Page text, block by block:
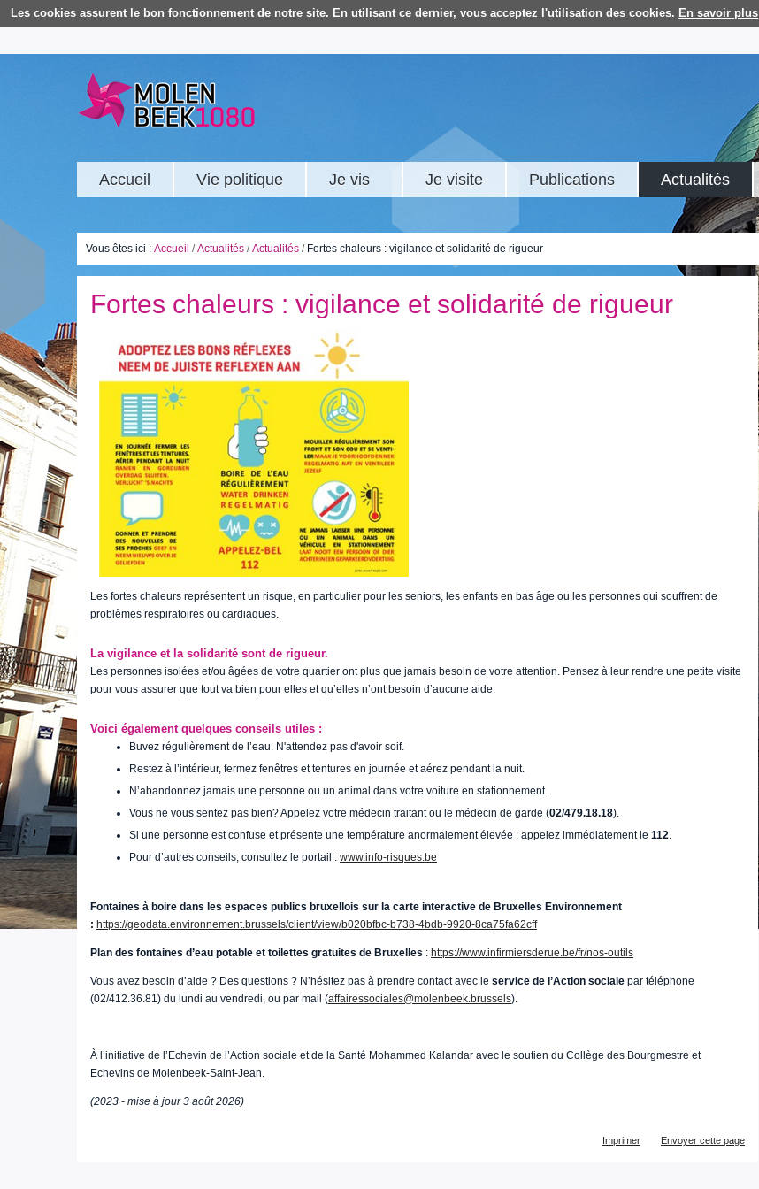
Les cookies assurent le bon fonctionnement de notre site. En utilisant ce dernier, vous acceptez l'utilisation des cookies. En savoir plus
Accueil Vie politique Je vis Je visite Publications Actualités
Vous êtes ici : Accueil /Actualités /Actualités / Fortes chaleurs : vigilance et solidarité de rigueur
Fortes chaleurs : vigilance et solidarité de rigueur
Les fortes chaleurs représentent un risque, en particulier pour les seniors, les enfants en bas âge ou les personnes qui souffrent de
problèmes respiratoires ou cardiaques.
La vigilance et la solidarité sont de rigueur.
Les personnes isolées et/ou âgées de votre quartier ont plus que jamais besoin de votre attention. Pensez à leur rendre une petite visite
pour vous assurer que tout va bien pour elles et qu’elles n’ont besoin d’aucune aide.
Voici également quelques conseils utiles :
Buvez régulièrement de l’eau. N'attendez pas d'avoir soif.
Restez à l’intérieur, fermez fenêtres et tentures en journée et aérez pendant la nuit.
N’abandonnez jamais une personne ou un animal dans votre voiture en stationnement.
Vous ne vous sentez pas bien? Appelez votre médecin traitant ou le médecin de garde (02/479.18.18).
Si une personne est confuse et présente une température anormalement élevée : appelez immédiatement le 112.
Pour d’autres conseils, consultez le portail : www.info-risques.be
Fontaines à boire dans les espaces publics bruxellois sur la carte interactive de Bruxelles Environnement
: https://geodata.environnement.brussels/client/view/b020bfbc-b738-4bdb-9920-8ca75fa62cff
Plan des fontaines d’eau potable et toilettes gratuites de Bruxelles : https://www.infirmiersderue.be/fr/nos-outils
Vous avez besoin d’aide ? Des questions ? N’hésitez pas à prendre contact avec le service de l’Action sociale par téléphone
(02/412.36.81) du lundi au vendredi, ou par mail (affairessociales@molenbeek.brussels).
À l’initiative de l’Echevin de l’Action sociale et de la Santé Mohammed Kalandar avec le soutien du Collège des Bourgmestre et
Echevins de Molenbeek-Saint-Jean.
(2023 - mise à jour 3 août 2026)
Imprimer Envoyer cette page